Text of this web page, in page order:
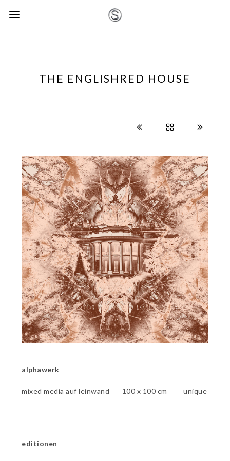
THE ENGLISHRED HOUSE
alphawerk
mixed media auf leinwand 100 x 100 cm unique
editionen